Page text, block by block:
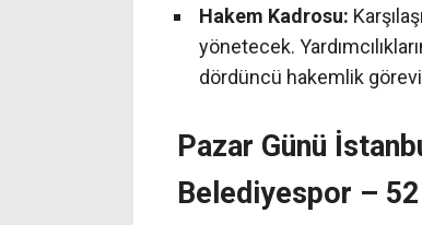
Hakem Kadrosu:
yönetecek.
dördüncü hakemlik
Pazar Günü
Belediyespor –